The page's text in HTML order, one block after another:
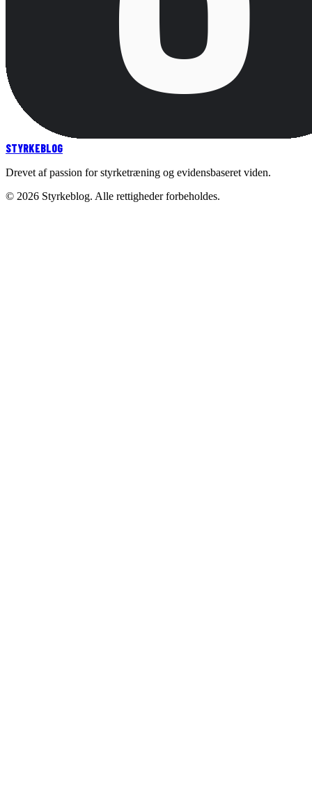
STYRKEBLOG
Drevet af passion for styrketræning og evidensbaseret viden.
© 2026 Styrkeblog. Alle rettigheder forbeholdes.